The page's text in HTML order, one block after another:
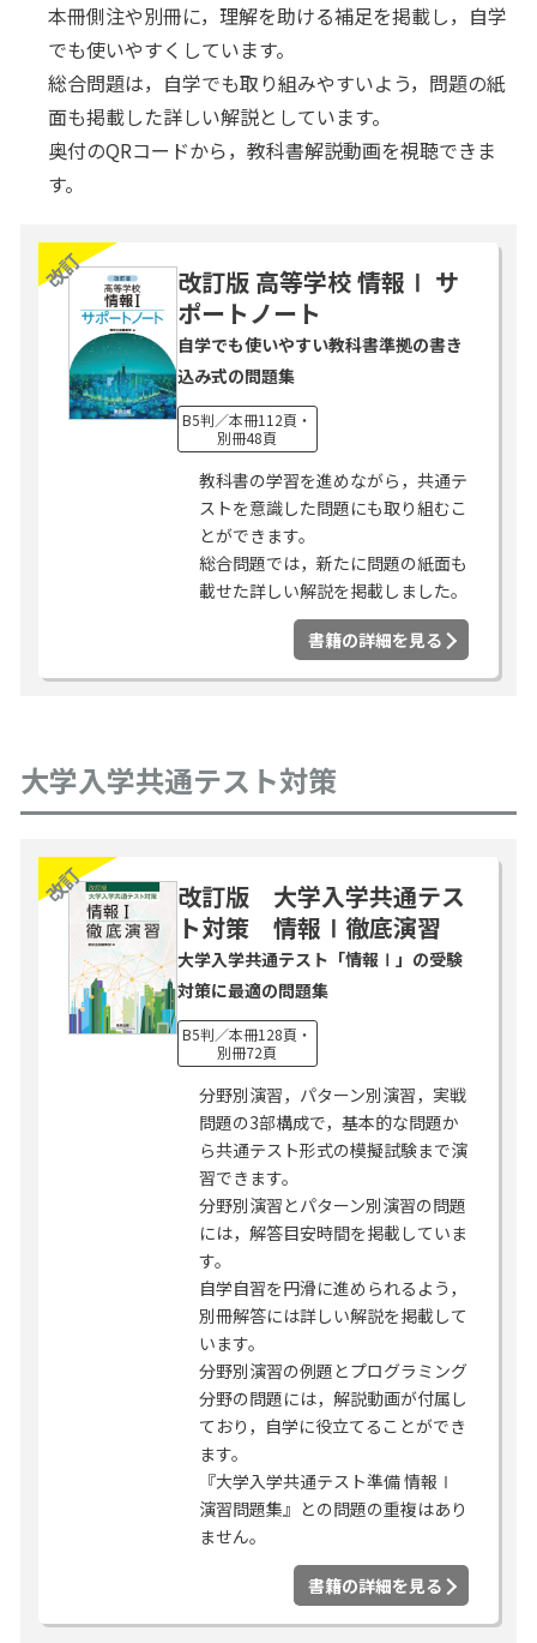
本冊側注や別冊に，理解を助ける補足を掲載し，自学
でも使いやすくしています。
総合問題は，自学でも取り組みやすいよう，問題の紙
面も掲載した詳しい解説としています。
奥付のQRコードから，教科書解説動画を視聴できま
す。
改訂
改訂版 高等学校 情報Ⅰ サ
ポートノート
自学でも使いやすい教科書準拠の書き
込み式の問題集
B5判／本冊112頁・
別冊48頁
教科書の学習を進めながら，共通テ
ストを意識した問題にも取り組むこ
とができます。
総合問題では，新たに問題の紙面も
載せた詳しい解説を掲載しました。
書籍の詳細を見る
大学入学共通テスト対策
改訂
改訂版 大学入学共通テス
ト対策 情報Ⅰ徹底演習
大学入学共通テスト「情報Ⅰ」の受験
対策に最適の問題集
B5判／本冊128頁・
別冊72頁
分野別演習，パターン別演習，実戦
問題の3部構成で，基本的な問題か
ら共通テスト形式の模擬試験まで演
習できます。
分野別演習とパターン別演習の問題
には，解答目安時間を掲載していま
す。
自学自習を円滑に進められるよう，
別冊解答には詳しい解説を掲載して
います。
分野別演習の例題とプログラミング
分野の問題には，解説動画が付属し
ており，自学に役立てることができ
ます。
『大学入学共通テスト準備 情報Ⅰ
演習問題集』との問題の重複はあり
ません。
書籍の詳細を見る